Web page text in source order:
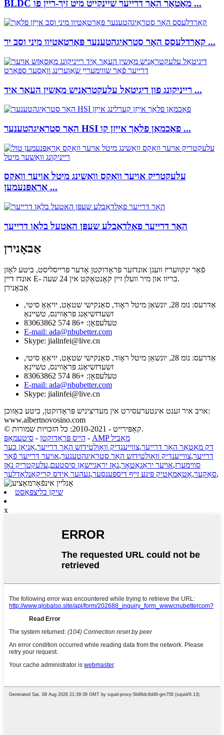
BLDC מאָטאָר האָר דרייער שיינקייט מיט זיך-ריין פו ...
קאָרדלעסס האָר סטראַיגהטענער פּאָרטאַטיוו מיני וסב יר ...
רייניקונג פון דיגיטאַל עלעקטראָניש מאַשין העאַר אַיד ...
האָר סטראַיגהטענער HSI פאַכמאַן פלאַך אייַזן קו ...
עלעקטריק אויער וואַקס וואַשינג מיטל אויער וואַקס
אַראָפּנעמען ...
האָר דרייער פאָלדאַבלע שעפּן האטעל בלאָו דרייער
אַבאָנירן
פֿאַר ינקוועריז וועגן אונדזער פּראָדוקטן אָדער פּרייסליסט, ביטע לאָזן
אונדז דיין E- בריוו און מיר וועלן זיין קאָנטאַקט אין 24 שעה.
אַבאָנירן
אַדרעס: נומ 28, יונשאַן מיטל ראָוד, סאַנקישי שטאָט, יויאַאָ סיטי,
זשעדזשיאַנג פּראַווינס, טשיינאַ
טעלעפאָן: +86 574 83063862
E-mail: ada@nbubetter.com
Skype: jialinfei@live.cn
אַדרעס: נומ 28, יונשאַן מיטל ראָוד, סאַנקישי שטאָט, יויאַאָ סיטי,
זשעדזשיאַנג פּראַווינס, טשיינאַ
טעלעפאָן: +86 574 83063862
E-mail: ada@nbubetter.com
Skype: jialinfei@live.cn
אויב איר זענט אינטערעסירט אין מעדיציניש פּראָדוקטן, ביטע באַזוכן:
www.albertnovosino.com
© קאַפּירייט - 2010-2021: כל הזכויות שמורות.
הייס פּראָדוקטן - סיטעמאַפּ -
AMP מאָביל
דק מאָטאָר האָר דרייער,צווייענדיק וואָולטידזש האָר דרייער,אַניאָן כער
דרייער,צווייענדיק וואָולטידזש האָר סטראַיגהטענער,אויער דרייער פֿאַר
סווימערז,אויער יראַגאַטאָר,נאָז יראַגיישאַן סיסטעם,עלעקטריק נאָז
סאַקער,אָטאַמאַטיק פּינע זייף דיספּענסער,געהער אַידס קריקאָנלאָדלעך ,
שיקן בליצפּאָסט
x